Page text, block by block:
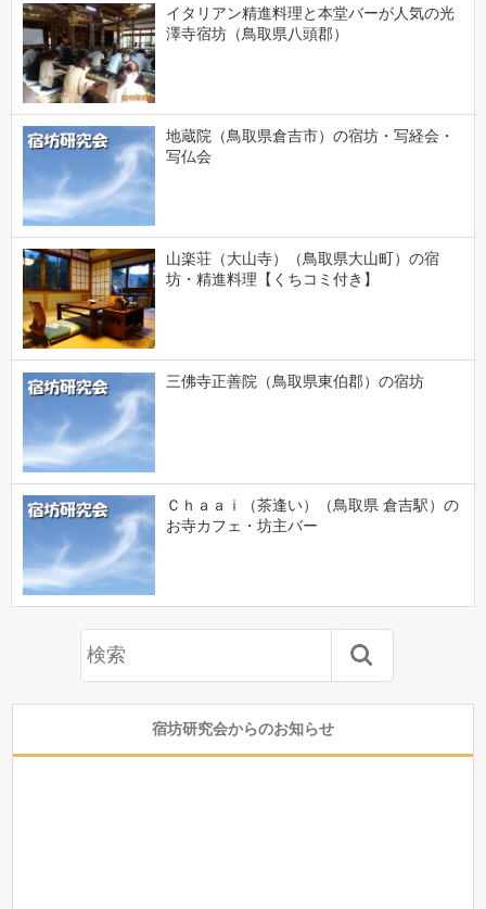
イタリアン精進料理と本堂バーが人気の光
澤寺宿坊（鳥取県八頭郡）
地蔵院（鳥取県倉吉市）の宿坊・写経会・
写仏会
山楽荘（大山寺）（鳥取県大山町）の宿
坊・精進料理【くちコミ付き】
三佛寺正善院（鳥取県東伯郡）の宿坊
Ｃｈａａｉ（茶逢い）（鳥取県 倉吉駅）の
お寺カフェ・坊主バー
宿坊研究会からのお知らせ